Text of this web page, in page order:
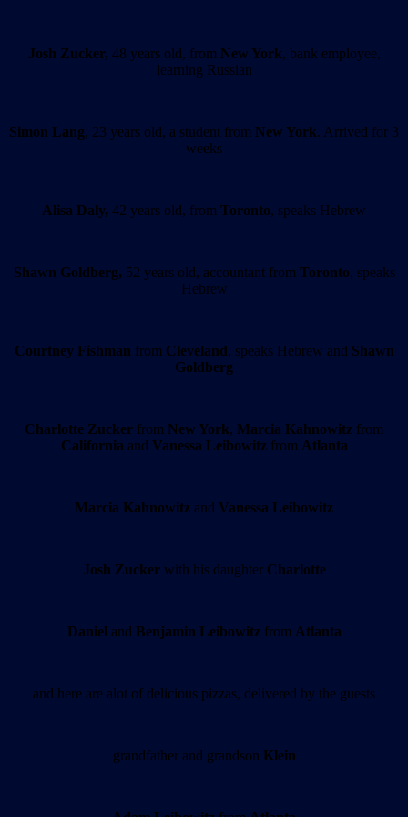
Josh Zucker, 48 years old, from New York, bank employee,
learning Russian
Simon Lang, 23 years old, a student from New York. Arrived for 3
weeks
Alisa Daly, 42 years old, from Toronto, speaks Hebrew
Shawn Goldberg, 52 years old, accountant from Toronto, speaks
Hebrew
Courtney Fishman from Cleveland, speaks Hebrew and Shawn
Goldberg
Charlotte Zucker from New York, Marcia Kahnowitz from
California and Vanessa Leibowitzfrom Atlanta
Marcia Kahnowitz and Vanessa Leibowitz
Josh Zuckerwith his daughter Charlotte
Daniel and Benjamin Leibowitzfrom Atlanta
and here are alot of delicious pizzas, delivered by the guests
grandfather and grandson Klein